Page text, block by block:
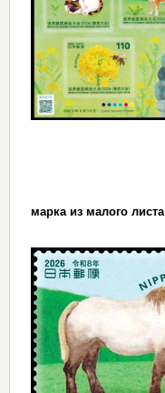
марка из малого листа